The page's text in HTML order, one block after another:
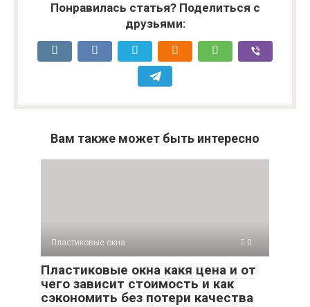
Понравилась статья? Поделиться с
друзьями:
Вам также может быть интересно
Пластиковые окна 0
Пластиковые окна какя цена и от
чего зависит стоимость и как
сэкономить без потери качества